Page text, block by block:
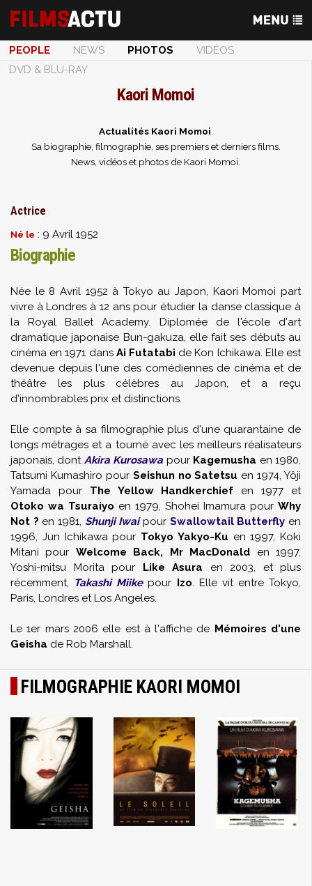
PEOPLE NEWS PHOTOS
VIDÉOS
DVD & BLU-RAY
Kaori Momoi
Actualités Kaori Momoi
Sa biographie, filmographie, ses premiers et derniers films.
News, vidéos et photos de Kaori Momoi.
Actrice
Né le : 9 Avril 1952
Biographie
Née le 8 Avril 1952 à Tokyo au Japon, Kaori Momoi part
vivre à Londres à 12 ans pour étudier la danse classique à
la Royal Ballet Academy. Diplomée de l'école d'art
dramatique japonaise Bun-gakuza, elle fait ses débuts au
cinéma en 1971 dans Ai Futatabi de Kon Ichikawa. Elle est
devenue depuis l'une des comédiennes de cinéma et de
théâtre les plus célèbres au Japon, et a reçu
d'innombrables prix et distinctions.
Elle compte à sa filmographie plus d'une quarantaine de
longs métrages et a tourné avec les meilleurs réalisateurs
japonais, dont Akira Kurosawa pour Kagemusha en 1980,
Tatsumi Kumashiro pour Seishun no Satetsu en 1974, Yôji
Yamada pour The Yellow Handkerchief en 1977 et
Otoko wa Tsuraiyo en 1979, Shohei Imamura pour Why
Not ? en 1981, Shunji Iwaipour Swallowtail Butterfly en
1996, Jun Ichikawa pour Tokyo Yakyo-Ku en 1997, Koki
Mitani pour Welcome Back, Mr MacDonald en 1997,
Yoshi-mitsu Morita pour Like Asura en 2003, et plus
récemment, Takashi Miikepour Izo. Elle vit entre Tokyo,
Paris, Londres et Los Angeles.
Le 1er mars 2006 elle est à l'affiche de Mémoires d'une
Geisha de Rob Marshall.
FILMOGRAPHIE KAORI MOMOI